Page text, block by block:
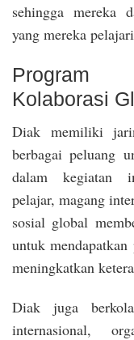
sehingga mereka
yang mereka
Program
Kolaborasi
Diak memiliki
berbagai peluang
dalam kegiatan
pelajar, magang
sosial global
untuk
meningkatkan
Diak juga
internasional,